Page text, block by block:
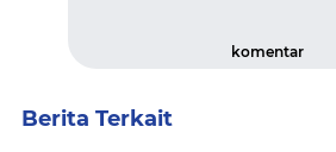
komentar
Berita Terkait